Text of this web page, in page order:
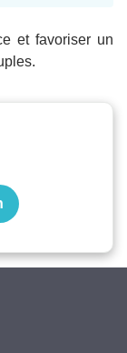
et favoriser un